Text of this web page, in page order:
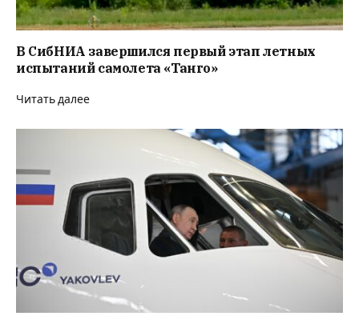
В СибНИА завершился первый этап летных
испытаний самолета «Танго»
Читать далее